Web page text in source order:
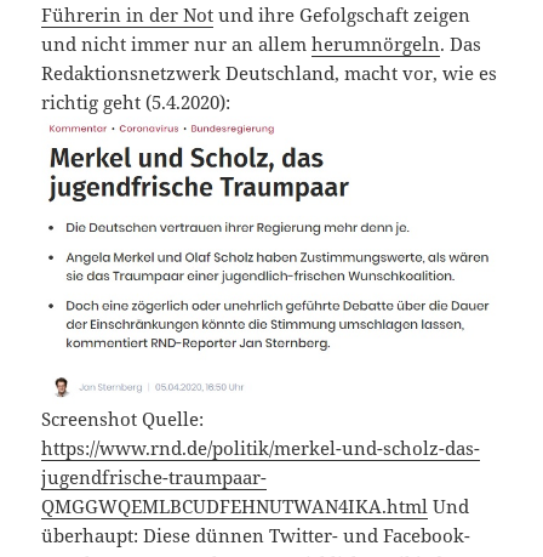
Führerin in der Not und ihre Gefolgschaft zeigen
und nicht immer nur an allemherumnörgeln. Das
Redaktionsnetzwerk Deutschland, macht vor, wie es
richtig geht (5.4.2020):
Screenshot Quelle:
https://www.rnd.de/politik/merkel-und-scholz-das-
jugendfrische-traumpaar-
QMGGWQEMLBCUDFEHNUTWAN4IKA.html Und
überhaupt: Diese dünnen Twitter- und Facebook-